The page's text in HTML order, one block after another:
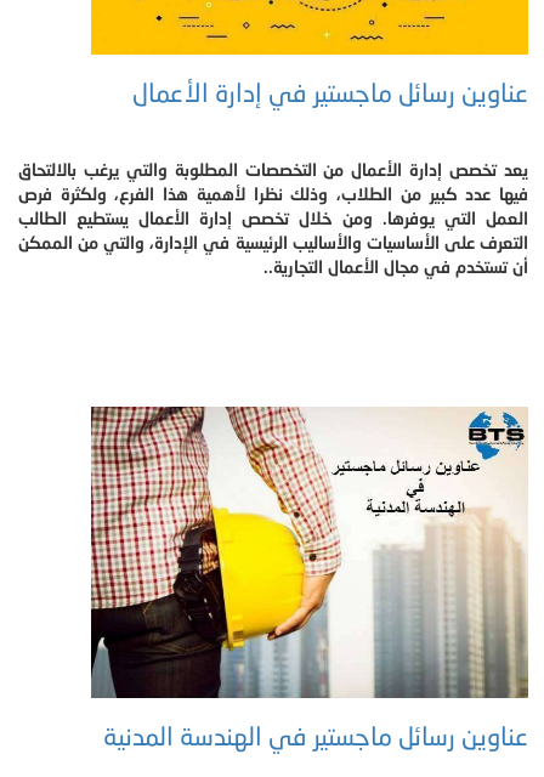
عناوين رسائل ماجستير في إدارة الأعمال
يعد تخصص إدارة الأعمال من التخصصات المطلوبة والتي يرغب بالالتحاق
فيها عدد كبير من الطلاب، وذلك نظرا لأهمية هذا الفرع، ولكثرة فرص
العمل التي يوفرها. ومن خلال تخصص إدارة الأعمال يستطيع الطالب
التعرف على الأساسيات والأساليب الرئيسية في الإدارة، والتي من الممكن
أن تستخدم في مجال الأعمال التجارية..
عناوين رسائل ماجستير في الهندسة المدنية